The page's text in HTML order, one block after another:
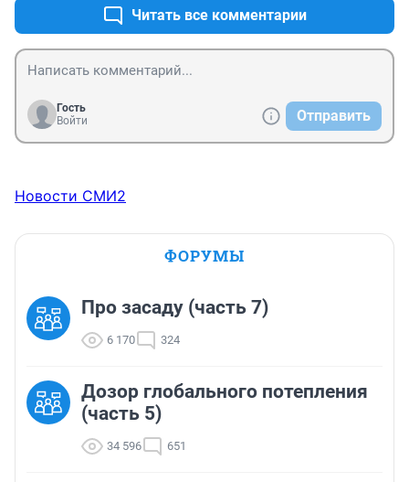
Читать все комментарии
Гость
Войти
Отправить
Новости СМИ2
ФОРУМЫ
Про засаду (часть 7)
6 170 324
Дозор глобального потепления
(часть 5)
34 596 651